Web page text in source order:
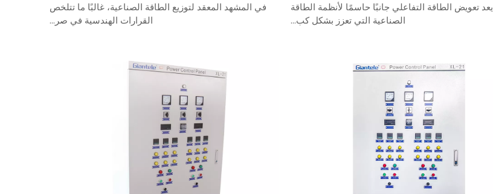
في المشهد المعقد لتوزيع الطاقة الصناعية، غالبًا ما تتلخص
القرارات الهندسية في صر...
يعد تعويض الطاقة التفاعلي جانبًا حاسمًا لأنظمة الطاقة
الصناعية التي تعزز بشكل كب...